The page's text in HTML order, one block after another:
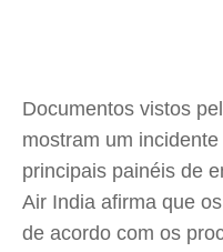
Documentos vistos
mostram um
principais painéis de
Air India afirma que
de acordo com os